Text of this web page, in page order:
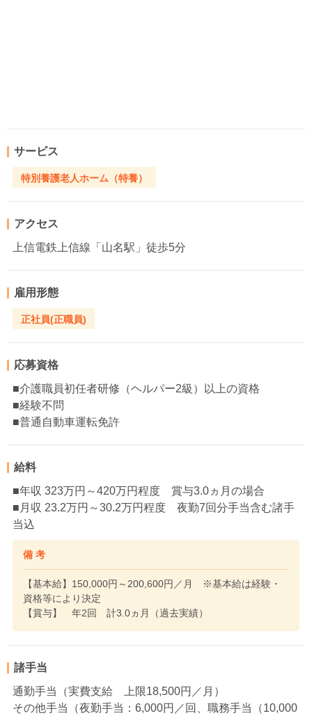
サービス
特別養護老人ホーム（特養）
アクセス
上信電鉄上信線「山名駅」徒歩5分
雇用形態
正社員(正職員)
応募資格
■介護職員初任者研修（ヘルパー2級）以上の資格
■経験不問
■普通自動車運転免許
給料
■年収 323万円～420万円程度 賞与3.0ヵ月の場合
■月収 23.2万円～30.2万円程度 夜勤7回分手当含む諸手
当込
備 考
【基本給】150,000円～200,600円／月 ※基本給は経験・
資格等により決定
【賞与】 年2回 計3.0ヵ月（過去実績）
諸手当
通勤手当（実費支給 上限18,500円／月）
その他手当（夜勤手当：6,000円／回、職務手当（10,000